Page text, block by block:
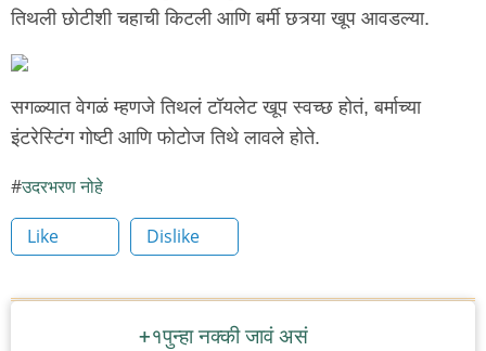
तिथली छोटीशी चहाची किटली आणि बर्मी छत्र्या खूप आवडल्या.
सगळ्यात वेगळं म्हणजे तिथलं टॉयलेट खूप स्वच्छ होतं, बर्माच्या
इंटरेस्टिंग गोष्टी आणि फोटोज तिथे लावले होते.
उदरभरण नोहे
Like Dislike
+१पुन्हा नक्की जावं असं